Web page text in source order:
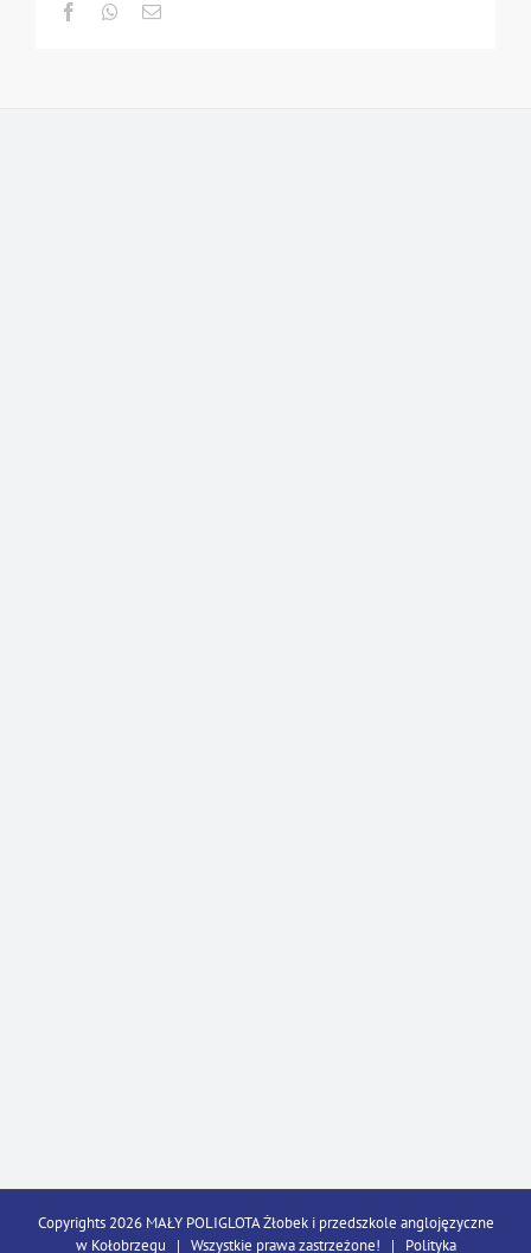
FacebookWhatsapp
Email
Copyrights 2026 MAŁY POLIGLOTA Żłobek i przedszkole anglojęzyczne
w Kołobrzegu | Wszystkie prawa zastrzeżone! | Polityka